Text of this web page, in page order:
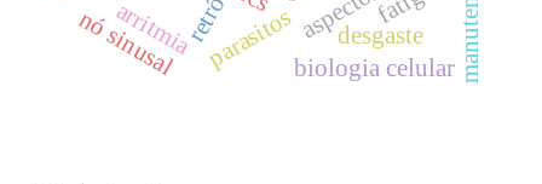
desgaste
retrô
arritmiaparasitosbiologia celular
nó sinusal